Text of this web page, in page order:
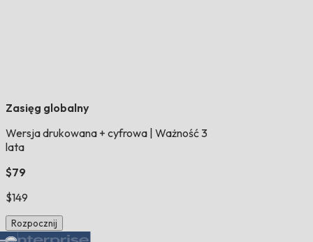
Zasięg globalny
Wersja drukowana + cyfrowa Ważność 3
lata
$79
$149
Rozpocznij